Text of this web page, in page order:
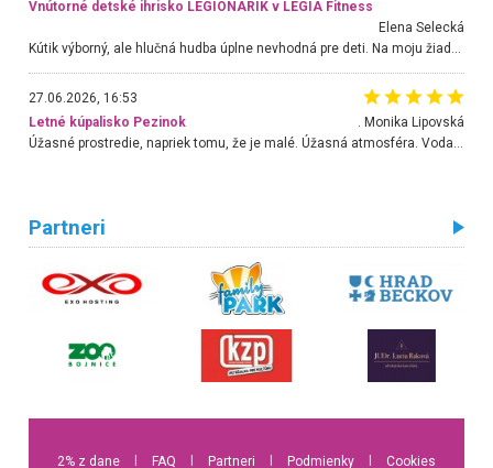
Vnútorné detské ihrisko LEGIONARIK v LEGIA Fitness
Elena Selecká
27.06.2026, 16:53
Letné kúpalisko Pezinok
. Monika Lipovská
Úžasné prostredie, napriek tomu, že je malé. Úžasná atmosféra. Voda fantastická a nádherná. Ľudí je pomerne veľa, ale su mili a ohľaduplní. Je veľmi zaujímavé sledovať, ako dokážu spolu športovať cudzí ľudia a bez ohľadu na vek. Vládne tu pohoda. Vnuka neviem dostať z vody. Ďakujem za krásny deň . Urcite sa sem vrátim. Jediný problém je s parkovaním, ale aj ten sa mi podarilo vyriešiť. Monika Bratislava
Partneri
2% z dane FAQ Partneri Podmienky Cookies